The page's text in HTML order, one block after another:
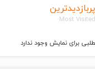
پربازدیدترین
Most Visited
برای نمایش وجود ندارد